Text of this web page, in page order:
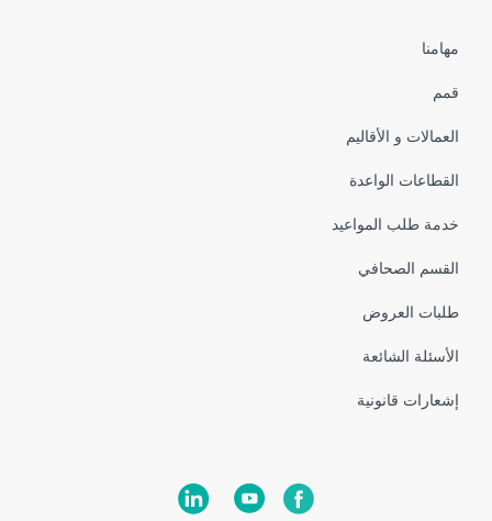
Pied
de
page
مهامنا
قمم
العمالات و الأقاليم
القطاعات الواعدة
خدمة طلب المواعيد
القسم الصحافي
طلبات العروض
الأسئلة الشائعة
إشعارات قانونية